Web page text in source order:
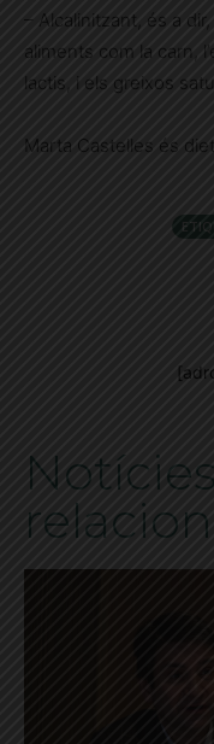
– Alcalinitzant, és a
aliments com la carn,
lactis, i els greixos
Marta Castelles és
Notícies